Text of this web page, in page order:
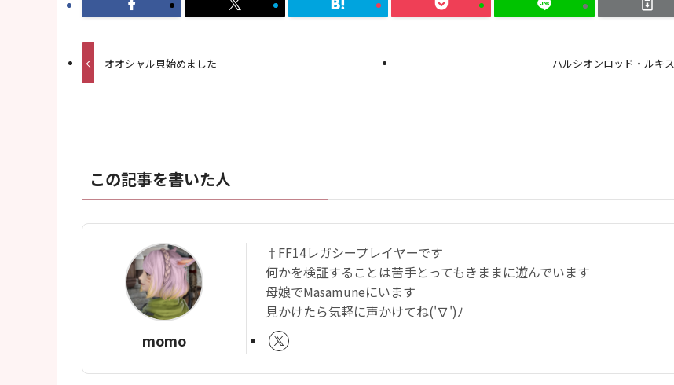
オオシャル貝始めました ハルシオンロッド・ルキス
この記事を書いた人
momo
†FF14レガシープレイヤーです
何かを検証することは苦手とってもきままに遊んでいます
母娘でMasamuneにいます
見かけたら気軽に声かけてね('∇')ﾉ